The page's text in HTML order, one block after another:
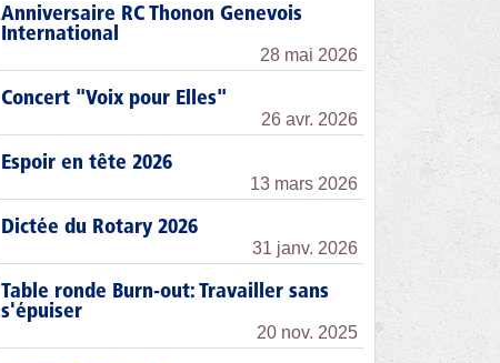
Anniversaire RC Thonon Genevois
International
28 mai 2026
Concert "Voix pour Elles"
26 avr. 2026
Espoir en tête 2026
13 mars 2026
Dictée du Rotary 2026
31 janv. 2026
Table ronde Burn-out: Travailler sans
s'épuiser
20 nov. 2025